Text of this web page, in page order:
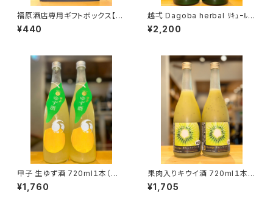
福原酒店専用ギフトボックス【7
20ml２本入】
¥440
越弌 Dagoba herbal ﾘｷｭｰﾙ 7
20ml１本（株式会社越後鶴亀・
新潟県新潟市西蒲区竹野町）
¥2,200
甲子 生ゆず酒 720ml１本（飯
沼本家・千葉県印旛郡酒々井
町）
¥1,760
果肉入りキウイ酒 720ml１本
（麻原酒造・埼玉県入間郡毛呂
山町）
¥1,705